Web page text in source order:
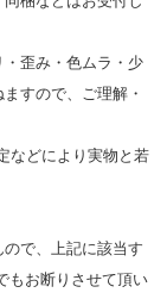
歪み・色ムラ・少
すので、ご理解・
などにより実物と若
で、上記に該当す
もお断りさせて頂い